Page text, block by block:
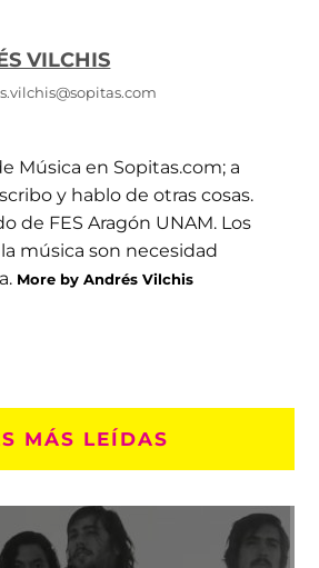
VILCHIS
Música en Sopitas.com; a
y hablo de otras cosas.
de FES Aragón UNAM. Los
música son necesidad
More by Andrés Vilchis
MÁS LEÍDAS